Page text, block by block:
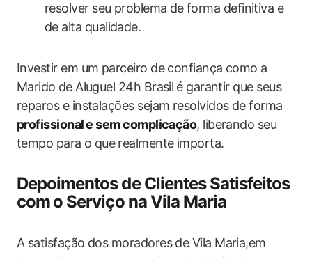
resolver seu problema⁢ de forma definitiva e
de alta qualidade.
Investir em um parceiro de confiança como a
‌Marido⁤ de Aluguel 24h‍ Brasil ⁤é garantir que seus
reparos e instalações sejam ‌resolvidos de forma
profissional ⁤e sem complicação, liberando seu
tempo para o que⁤ realmente importa.
Depoimentos de Clientes Satisfeitos
com⁤ o Serviço na Vila Maria
A satisfação dos moradores de Vila Maria,em